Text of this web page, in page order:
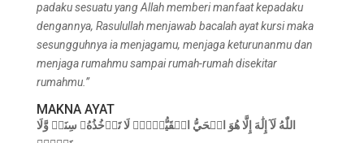
padaku sesuatu yang Allah memberi manfaat kepadaku
dengannya, Rasulullah menjawab bacalah ayat kursi maka
sesungguhnya ia menjagamu, menjaga keturunanmu dan
menjaga rumahmu sampai rumah-rumah disekitar
rumahmu.”
MAKNA AYAT
اللّٰهُ لَآ إِلَٰهَ إِلَّا هُوَ الۡحَيُّ الۡقَيُّوۡمُۚ لَا تَأۡخُذُهُۥ سِنَةٞ وَّلَا